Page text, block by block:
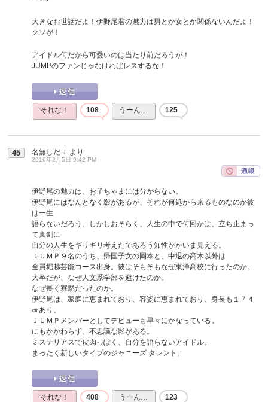
大きなお世話だよ！伊野尾君の魅力は男とか女とか関係ないんだよ！
クソが！
アイドル何だから可愛いのは当たり前だろうが！
JUMPのファンじゃなければレスするな！
それな！ 108 うーん… 125
45 名無しだＪ より
2016年2月5日 9:42 PM
伊野尾の魅力は、お子ちゃまには分からない。
伊野尾にはなんとなく影があるが、それが何処から来るものなのか彼
は一生
語らないだろう。しかしおそらく、人生の中で何回かは、立ち止まっ
て真剣に
自分の人生をギリギリ考えたであろう知性がかいま見える。
ＪＵＭＰ９名のうち、帰国子女の岡本と、中退の高木以外は
全員堀越芸能コース出身。彼はそもそもなぜ東洋高校に行ったのか。
大卒だが、なぜ人文系学部を避けたのか。
なぜ長く寡黙だったのか。
伊野尾は、家庭に恵まれており、容姿に恵まれており、身長も１７４
㎝あり、
ＪＵＭＰメンバーとしてデビューも早々にかなっている。
にもかかわらず、不思議な影がある。
ミステリアスで皮肉っぽく、自分を語らないアイドル。
まったく新しいタイプのジャニーズ タレント。
それな！ 408 うーん… 123